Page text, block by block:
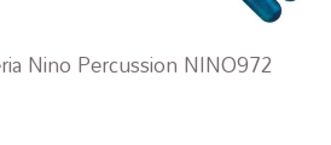
Nino Percussion NINO972